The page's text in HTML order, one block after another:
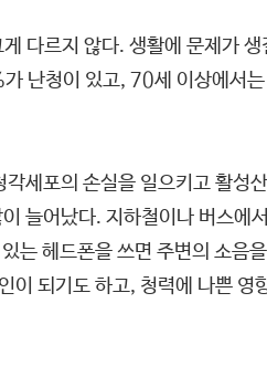
다르지 않다. 생활에 문제가 생
난청이 있고, 70세 이상에서
세포의 손실을 일으키고 활성
늘어났다. 지하철이나 버스에
는 헤드폰을 쓰면 주변의 소음
되기도 하고, 청력에 나쁜 영